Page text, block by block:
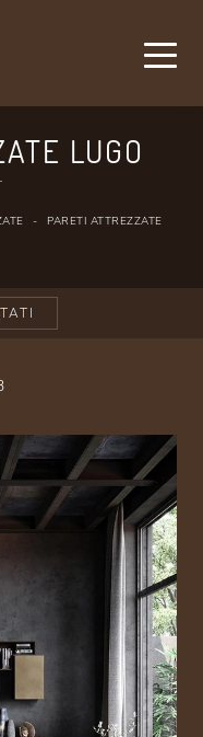
LUGO
-
PARETI ATTREZZATE